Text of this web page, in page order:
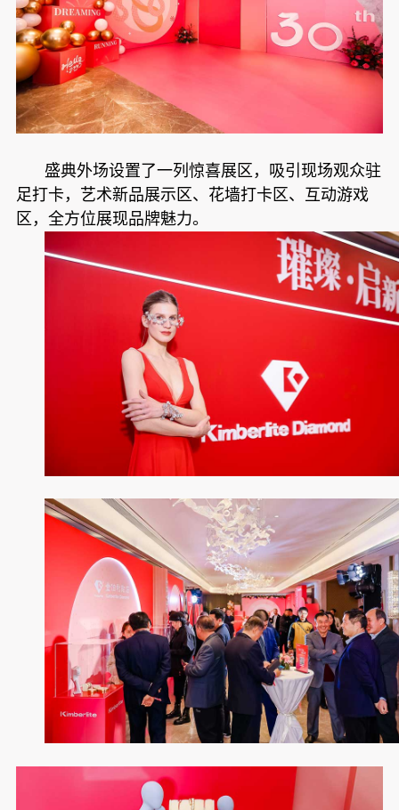
盛典外场设置了一列惊喜展区，吸引现场观众驻
足打卡，艺术新品展示区、花墙打卡区、互动游戏
区，全方位展现品牌魅力。